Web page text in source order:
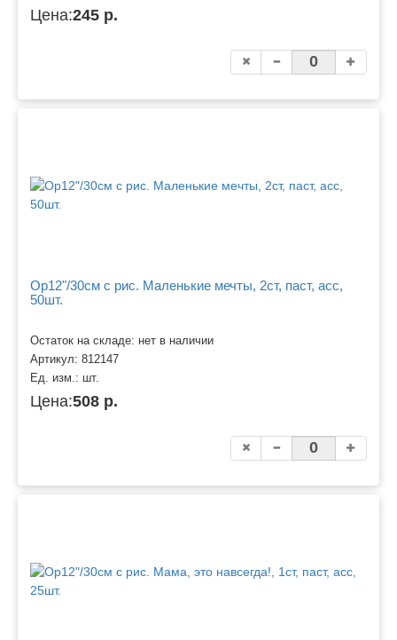
Цена:245 р.
Ор12"/30см с рис. Маленькие мечты, 2ст, паст, асс,
50шт.
Остаток на складе: нет в наличии
Артикул: 812147
Ед. изм.: шт.
Цена:508 р.